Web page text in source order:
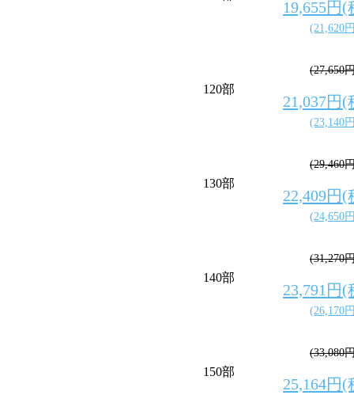
19,655円(
(21,620
120部
(27,650
21,037円(
(23,140
130部
(29,460
22,409円(
(24,650
140部
(31,270
23,791円(
(26,170
150部
(33,080
25,164円(